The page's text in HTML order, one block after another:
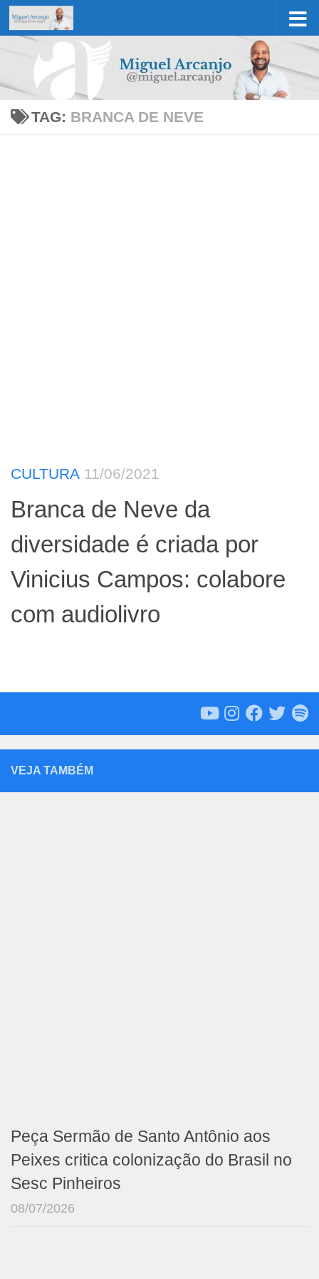
Skip to content
TAG: BRANCA DE NEVE
CULTURA 11/06/2021
Branca de Neve da
diversidade é criada por
Vinicius Campos: colabore
com audiolivro
VEJA TAMBÉM
Peça Sermão de Santo Antônio aos
Peixes critica colonização do Brasil no
Sesc Pinheiros
08/07/2026